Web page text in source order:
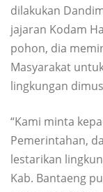
dilakukan
jajaran Kodam
pohon, dia
Masyarakat
lingkungan
“Kami minta
Pemerintahan,
lestarikan
Kab. Bantaeng